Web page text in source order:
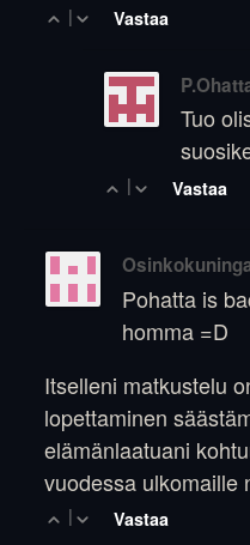
| Vastaa
Tuo
| Vastaa
Pohatta is
homma =D
Itselleni matkustelu
lopettaminen
elämänlaatuani
vuodessa ulkomaille
| Vastaa